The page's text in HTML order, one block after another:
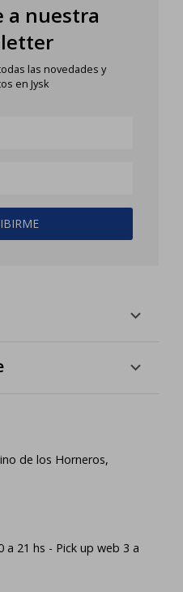
a nuestra
las novedades y
en Jysk
de los Horneros,
a 21 hs - Pick up web 3 a